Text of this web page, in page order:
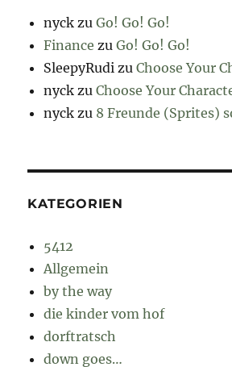
nyck zuGo! Go! Go!
Finance zuGo! Go! Go!
SleepyRudi zuChoose Your
nyck zuChoose Your
nyck zu 8 Freunde (Sprites)
KATEGORIEN
5412
Allgemein
by the way
die kinder vom hof
dorftratsch
down goes…